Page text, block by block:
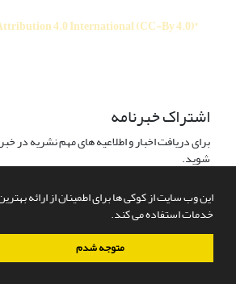
این وب سایت از کوکی ها برای اطمینان از ارائه
خدمات استفاده می کند.
متوجه شدم
"Creative commons Attribution 4.0 International (CC-By 4.0)"
اشتراک خبرنامه
برای دریافت اخبار و اطلاعیه های مهم نشریه در
شوید.
سامانه مدیریت نشریات علمی.طراحی و پیاده